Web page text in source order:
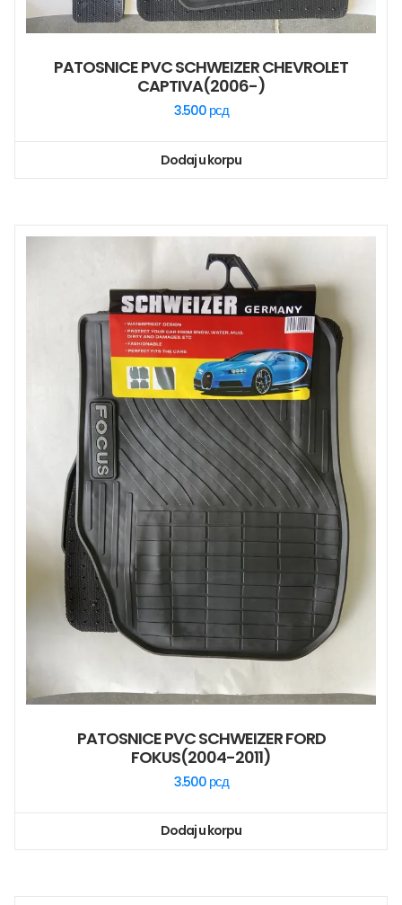
PATOSNICE PVC SCHWEIZER CHEVROLET
CAPTIVA(2006-)
3.500 рсд
Dodaj u korpu
PATOSNICE PVC SCHWEIZER FORD
FOKUS(2004-2011)
3.500 рсд
Dodaj u korpu